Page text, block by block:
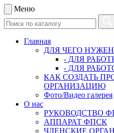
Меню
Главная
ДЛЯ ЧЕГО
- ДЛЯ
- ДЛЯ
КАК СОЗДАТЬ
ОРГАНИЗАЦИЮ
Фото/Видео галерея
О нас
РУКОВОДСТВО
АППАРАТ ФПСК
ЧЛЕНСКИЕ